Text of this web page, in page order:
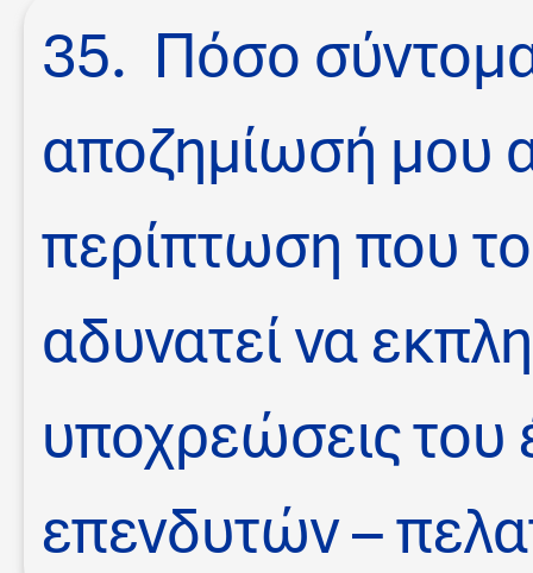
35. Πόσο
αποζημίωσή μου
περίπτωση που
αδυνατεί να
υποχρεώσεις του
επενδυτών –